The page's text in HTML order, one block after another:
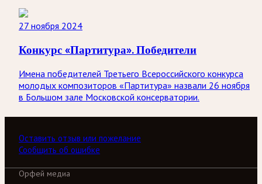
27 ноября 2024
Конкурс «Партитура». Победители
Имена победителей Третьего Всероссийского конкурса
молодых композиторов «Партитура» назвали 26 ноября
в Большом зале Московской консерватории.
Оставить отзыв или пожелание
Сообщить об ошибке
Орфей медиа